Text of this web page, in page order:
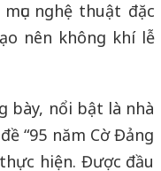
nghệ thuật đặc
nên không khí lễ
bày, nổi bật là nhà
“95 năm Cờ Đảng
hiện. Được đầu